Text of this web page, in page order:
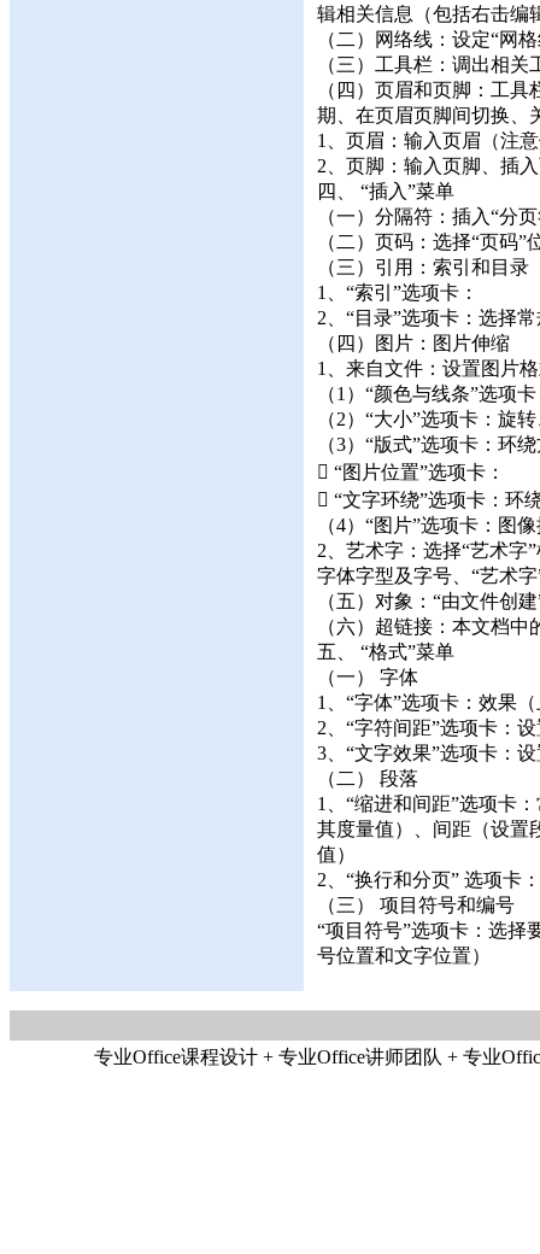
辑相关信息（包括右击编
（二）网络线：设定“网
（三）工具栏：调出相
（四）页眉和页脚：工
期、在页眉页脚间切换、
1、页眉：输入页眉（注
2、页脚：输入页脚、插
四、 “插入”菜单
（一）分隔符：插入“分
（二）页码：选择“页码”
（三）引用：索引和目录
1、“索引”选项卡：
2、“目录”选项卡：选择
（四）图片：图片伸缩
1、来自文件：设置图片
（1）“颜色与线条”选项
（2）“大小”选项卡：旋
（3）“版式”选项卡：环
 “图片位置”选项卡：
 “文字环绕”选项卡：环
（4）“图片”选项卡：图
2、艺术字：选择“艺术字
字体字型及字号、“艺术
（五）对象：“由文件创
（六）超链接：本文档中
五、 “格式”菜单
（一） 字体
1、“字体”选项卡：效果
2、“字符间距”选项卡：
3、“文字效果”选项卡：
（二） 段落
1、“缩进和间距”选项卡
其度量值）、间距（设置
值）
2、“换行和分页” 选项卡
（三） 项目符号和编号
“项目符号”选项卡：选择
号位置和文字位置）
专业Office课程设计 + 专业Office讲师团队 + 专业